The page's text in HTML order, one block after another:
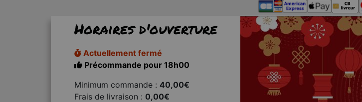
Horaires d'ouverture
Actuellement fermé
Précommande pour 18h00
Minimum commande : 40,00€
Frais de livraison : 0,00€